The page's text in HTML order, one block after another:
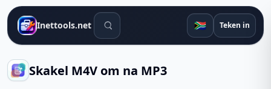
Inettools.net Soek gereedskap 🇿🇦 Teken in
Skakel M4V om na MP3